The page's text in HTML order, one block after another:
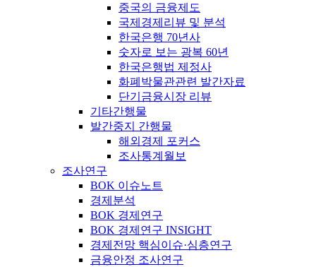
중국의 금융제도
국제경제리뷰 및 분석
한국은행 70년사
숫자로 보는 광복 60년
한국은행법 제정사
화폐박물관관련 발간자료
단기금융시장 리뷰
기타간행물
발간중지 간행물
해외경제 포커스
조사통계월보
조사연구
BOK 이슈노트
경제분석
BOK 경제연구
BOK 경제연구 INSIGHT
경제전망 핵심이슈·심층연구
금융안정 조사연구